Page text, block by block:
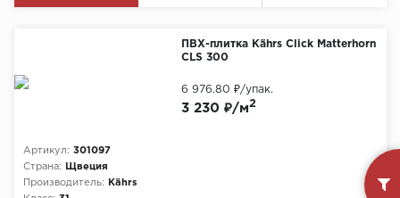
ПВХ-плитка Kährs Click Matterhorn
CLS 300
Артикул: 301097
Страна:
Щвеция
Производитель:
Kährs
3 230 ₽/м2
6 976.80 ₽/упак.